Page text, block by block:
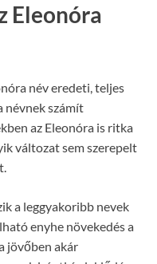
Eleonóra
név eredeti, teljes
névnek számít
az Eleonóra is ritka
változat sem szerepelt
a leggyakoribb nevek
enyhe növekedés a
jövőben akár